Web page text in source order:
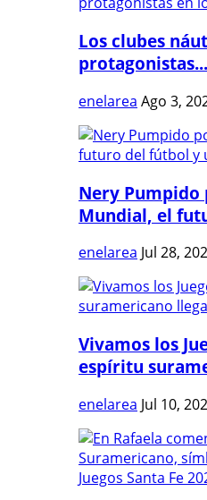
Los clubes
protagonistas...
enelarea Ago 3,
Nery Pumpido
Mundial, el
enelarea Jul 28,
Vivamos los
espíritu
enelarea Jul 10,